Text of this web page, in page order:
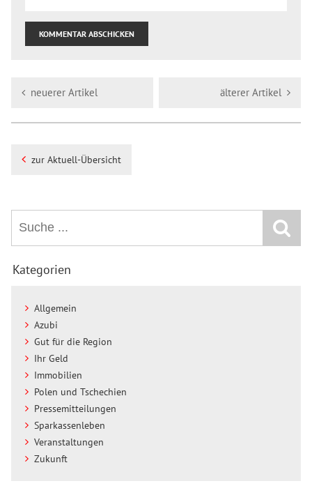
neuerer Artikel älterer Artikel
zur Aktuell-Übersicht
Kategorien
Allgemein
Azubi
Gut für die Region
Ihr Geld
Immobilien
Polen und Tschechien
Pressemitteilungen
Sparkassenleben
Veranstaltungen
Zukunft